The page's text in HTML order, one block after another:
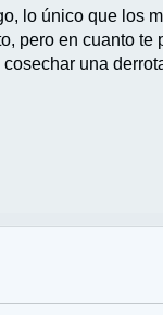
lo único que los
pero en cuanto
una